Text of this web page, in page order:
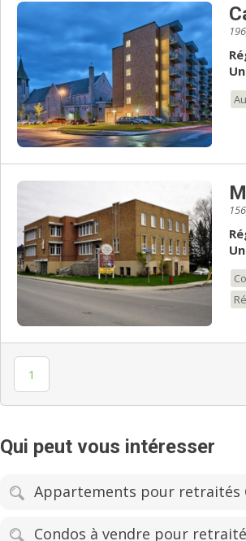
1
Qui peut vous intéresser
Appartements pour retraités
Condos à vendre pour